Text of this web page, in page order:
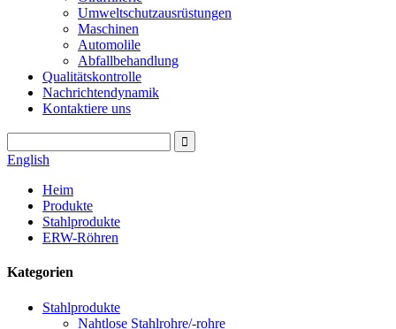
Umweltschutzausrüstungen
Maschinen
Automolile
Abfallbehandlung
Qualitätskontrolle
Nachrichtendynamik
Kontaktiere uns
English
Heim
Produkte
Stahlprodukte
ERW-Röhren
Kategorien
Stahlprodukte
Nahtlose Stahlrohre/-rohre